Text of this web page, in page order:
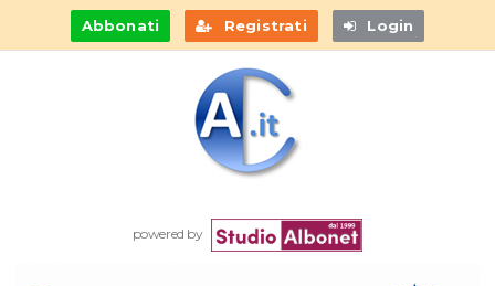
Abbonati Registrati Login
powered by